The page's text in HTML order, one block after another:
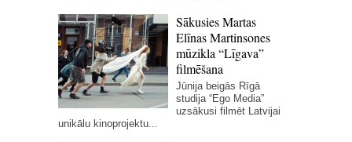
Sākusies Martas
Elīnas Martinsones
mūzikla “Līgava”
filmēšana
Jūnija beigās Rīgā
studija “Ego Media”
uzsākusi filmēt Latvijai
unikālu kinoprojektu...